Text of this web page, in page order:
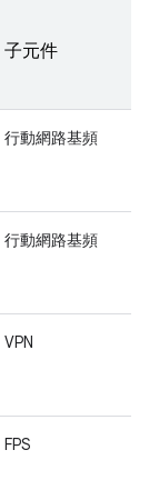
子元件
行動網路基頻
行動網路基頻
VPN
FPS